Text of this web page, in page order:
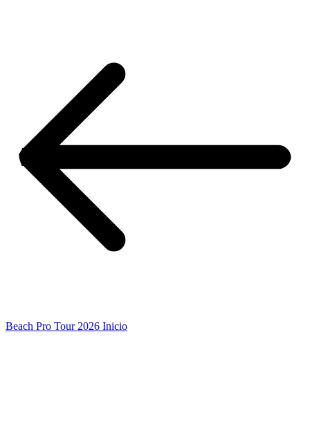
Beach Pro Tour 2026 Inicio